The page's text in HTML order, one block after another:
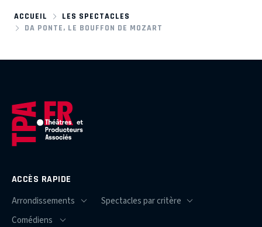
ACCUEIL
LES SPECTACLES
DA PONTE, LE BOUFFON DE MOZART
ACCÈS RAPIDE